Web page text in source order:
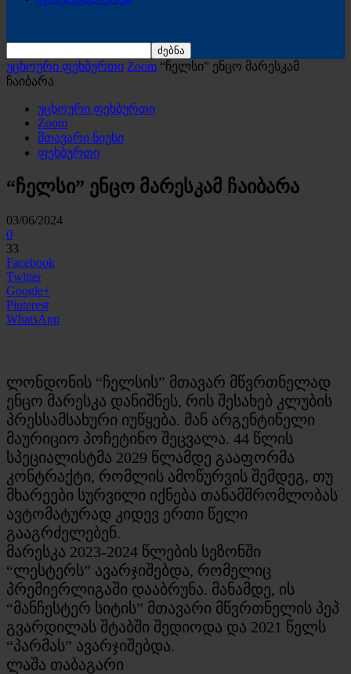
უცხოური ფეხბურთი Zoom “ჩელსი” ენცო მარესკამ
ჩაიბარა
უცხოური ფეხბურთი
Zoom
მთავარი ნიუსი
ფეხბურთი
“ჩელსი” ენცო მარესკამ ჩაიბარა
03/06/2024
0
33
Facebook
Twitter
Google+
Pinterest
WhatsApp
ლონდონის “ჩელსის” მთავარ მწვრთნელად
ენცო მარესკა დანიშნეს, რის შესახებ კლუბის
პრესსამსახური იუწყება. მან არგენტინელი
მაურიციო პოჩეტინო შეცვალა. 44 წლის
სპეციალისტმა 2029 წლამდე გააფორმა
კონტრაქტი, რომლის ამოწურვის შემდეგ, თუ
მხარეები სურვილი იქნება თანამშრომლობას
ავტომატურად კიდევ ერთი წელი
გააგრძელებენ.
მარესკა 2023-2024 წლების სეზონში
“ლესტერს” ავარჯიშებდა, რომელიც
პრემიერლიგაში დააბრუნა. მანამდე, ის
“მანჩესტერ სიტის” მთავარი მწვრთნელის პეპ
გვარდილას შტაბში შედიოდა და 2021 წელს
“პარმას” ავარჯიშებდა.
ლაშა თაბაგარი